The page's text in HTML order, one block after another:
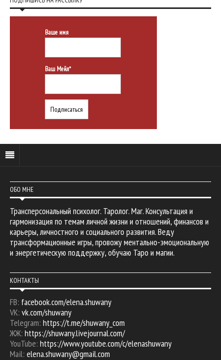
Ваше имя
Ваш Мейл*
ОБО МНЕ
Трансперсональный психолог. Таролог. Маг. Консультация и
гармонизация по темам личной жизни и отношений, финансов и
карьеры, личностного и социального развития. Веду
трансформационные игры, провожу ментально-эмоциональную
и энергетическую поддержку, обучаю Таро и магии.
КОНТАКТЫ
FB: facebook.com/elena.shuwany
VK: vk.com/shuwany
Telegram: https://t.me/shuwany_com
ЖЖ: https://shuwany.livejournal.com/
YouTube: https://www.youtube.com/c/elenashuwany
Mail: elena.shuwany@gmail.com